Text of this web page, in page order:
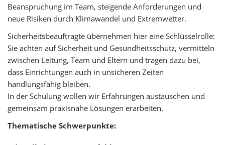
Beanspruchung im Team, steigende Anforderungen und
neue Risiken durch Klimawandel und Extremwetter.
Sicherheitsbeauftragte übernehmen hier eine Schlüsselrolle:
Sie achten auf Sicherheit und Gesundheitsschutz, vermitteln
zwischen Leitung, Team und Eltern und tragen dazu bei,
dass Einrichtungen auch in unsicheren Zeiten
handlungsfähig bleiben.
In der Schulung wollen wir Erfahrungen austauschen und
gemeinsam praxisnahe Lösungen erarbeiten.
Thematische Schwerpunkte: